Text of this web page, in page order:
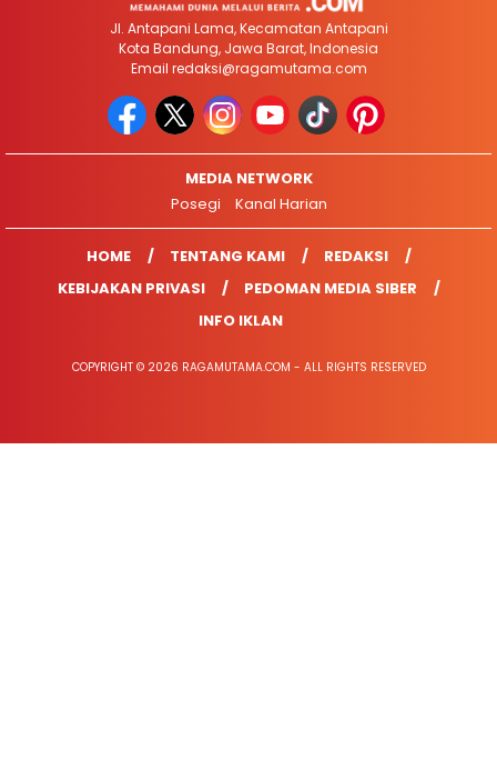
Jl. Antapani Lama, Kecamatan Antapani
Kota Bandung, Jawa Barat, Indonesia
Email redaksi@ragamutama.com
MEDIA NETWORK
Posegi
Kanal Harian
HOME TENTANG KAMI
REDAKSI
KEBIJAKAN PRIVASI
PEDOMAN MEDIA SIBER
INFO IKLAN
COPYRIGHT © 2026 RAGAMUTAMA.COM - ALL RIGHTS RESERVED